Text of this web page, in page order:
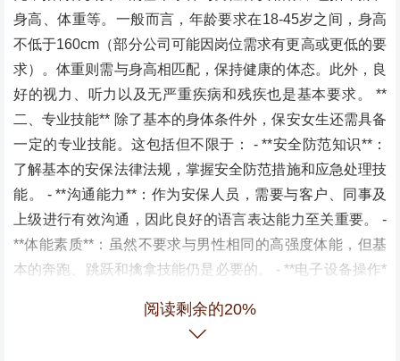
身高、体重等。一般而言，年龄要求在18-45岁之间，身高
不低于160cm（部分公司可能因岗位需求有更高或更低的要
求）。体重则需与身高相匹配，保持健康的体态。此外，良
好的视力、听力以及无严重疾病和残疾也是基本要求。 **
二、专业技能** 除了基本的身体条件外，保安女生还需具备
一定的专业技能。这包括但不限于： - **安全防范知识**：
了解基本的安保法律法规，掌握安全防范措施和应急处理技
能。 - **沟通能力**：作为安保人员，需要与客户、同事及
上级进行有效沟通，因此良好的语言表达能力至关重要。 -
**体能素质**：虽然不要求与男性相同的高强度体能，但基
本的奔跑、跳跃和擒拿技能仍是必要的。 - **电子设备操作*
理素质** 保安工作不仅需要应对各种突发情况，还需要保持
阅读剩余的20%